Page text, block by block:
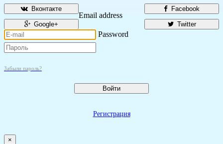
Facebook
Вконтакте
Twitter
Google+
Email address
Password
Забыли пароль?
Войти
Регистрация
×